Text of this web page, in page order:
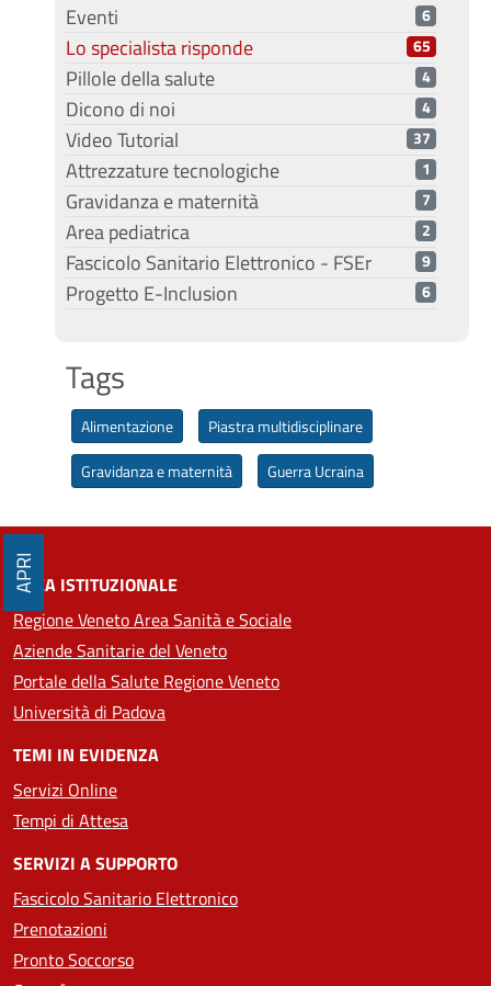
Eventi 6
Lo specialista risponde 65
Pillole della salute 4
Dicono di noi 4
Video Tutorial 37
Attrezzature tecnologiche 1
Gravidanza e maternità 7
Area pediatrica 2
Fascicolo Sanitario Elettronico - FSEr 9
Progetto E-Inclusion 6
Tags
Alimentazione
Piastra multidisciplinare
Gravidanza e maternità
Guerra Ucraina
APRI
AREA ISTITUZIONALE
Regione Veneto Area Sanità e Sociale
Aziende Sanitarie del Veneto
Portale della Salute Regione Veneto
Università di Padova
TEMI IN EVIDENZA
Servizi Online
Tempi di Attesa
SERVIZI A SUPPORTO
Fascicolo Sanitario Elettronico
Prenotazioni
Pronto Soccorso